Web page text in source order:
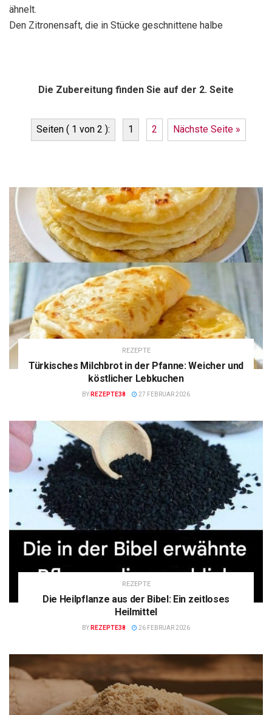
ähnelt.
Den Zitronensaft, die in Stücke geschnittene halbe
Die Zubereitung finden Sie auf der 2. Seite
Seiten ( 1 von 2 ): 1 2 Nächste Seite »
REZEPTE
Türkisches Milchbrot in der Pfanne: Weicher und
köstlicher Lebkuchen
BY REZEPTE38 27 FEBRUAR 2026
REZEPTE
Die Heilpflanze aus der Bibel: Ein zeitloses
Heilmittel
BY REZEPTE38 26 FEBRUAR 2026